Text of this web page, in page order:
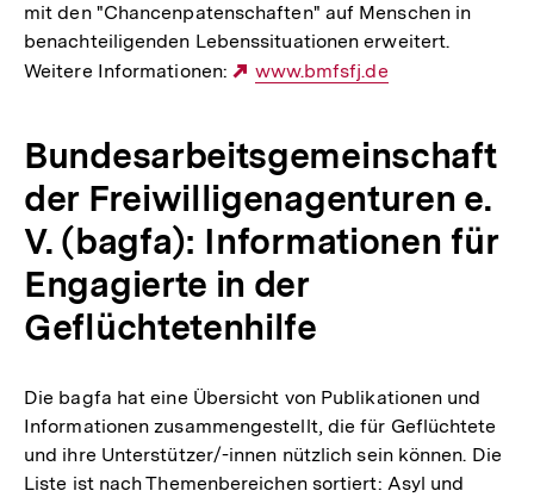
mit den "Chancenpatenschaften" auf Menschen in
benachteiligenden Lebenssituationen erweitert.
Weitere Informationen:
Externer
www.bmfsfj.de
Bundesarbeitsgemeinschaft
der Freiwilligenagenturen e.
V. (bagfa): Informationen für
Engagierte in der
Geflüchtetenhilfe
Die bagfa hat eine Übersicht von Publikationen und
Informationen zusammengestellt, die für Geflüchtete
und ihre Unterstützer/-innen nützlich sein können. Die
Liste ist nach Themenbereichen sortiert: Asyl und